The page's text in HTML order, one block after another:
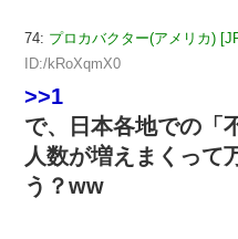
74: プロカバクター(アメリカ)
ID:/kRoXqmX0
>>1
で、日本各地での「
人数が増えまくって
う？ww